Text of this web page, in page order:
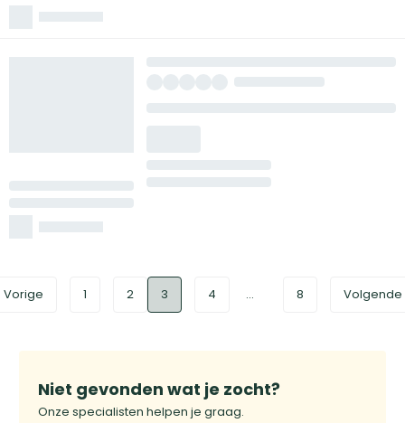
Vorige 1 2 3 4 ... 8 Volgende
Niet gevonden wat je zocht?
Onze specialisten helpen je graag.